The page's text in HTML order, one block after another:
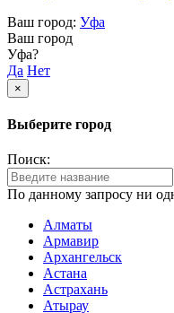
Ваш город: Уфа
Ваш город
Уфа?
Да Нет
×
Выберите город
Поиск:
По данному запросу ни
Алматы
Армавир
Архангельск
Астана
Астрахань
Атырау